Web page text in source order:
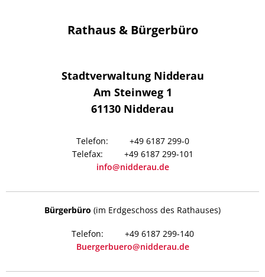
Rathaus & Bürgerbüro
Stadtverwaltung Nidderau
Am Steinweg 1
61130 Nidderau
+49 6187 299-0
+49 6187 299-101
info@nidderau.de
Bürgerbüro (im Erdgeschoss des Rathauses)
+49 6187 299-140
Buergerbuero@nidderau.de